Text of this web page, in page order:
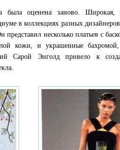
оценена заново. Широкая,
в коллекциях разных
несколько платьев с
кожи, и украшенные
Сарой Энголд привело к